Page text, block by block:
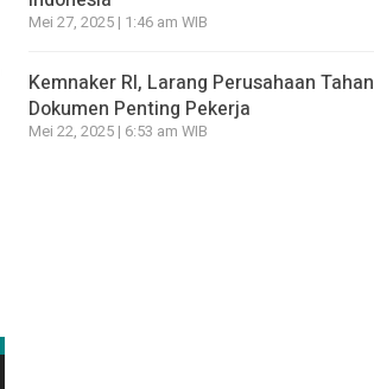
Mei 27, 2025 | 1:46 am WIB
Kemnaker RI, Larang Perusahaan Tahan
Dokumen Penting Pekerja
Mei 22, 2025 | 6:53 am WIB